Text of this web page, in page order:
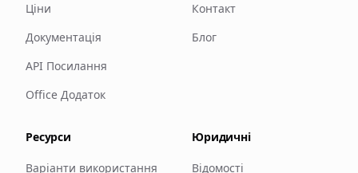
Ціни
Документація
API Посилання
Office Додаток
Контакт
Блог
Ресурси
Варіанти використання
Юридичні
Відомості